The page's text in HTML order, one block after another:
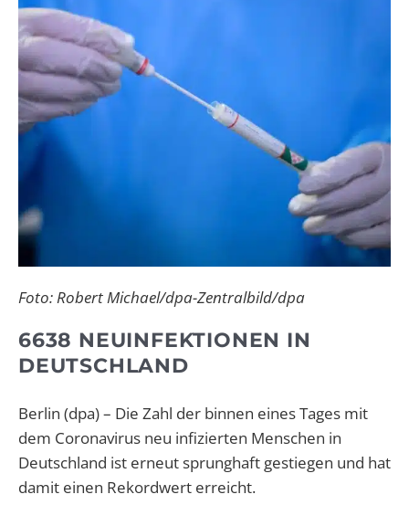
Foto: Robert Michael/dpa-Zentralbild/dpa
6638 NEUINFEKTIONEN IN
DEUTSCHLAND
Berlin (dpa) – Die Zahl der binnen eines Tages mit
dem Coronavirus neu infizierten Menschen in
Deutschland ist erneut sprunghaft gestiegen und hat
damit einen Rekordwert erreicht.